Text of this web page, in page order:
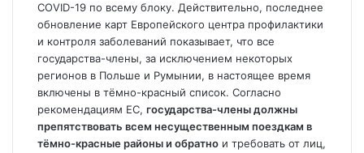
COVID-19 по всему блоку. Действительно, последнее
обновление карт Европейского центра профилактики
и контроля заболеваний показывает, что все
государства-члены, за исключением некоторых
регионов в Польше и Румынии, в настоящее время
включены в тёмно-красный список. Согласно
рекомендациям ЕС, государства-члены должны
препятствовать всем несущественным поездкам в
тёмно-красные районы и обратно и требовать от лиц,